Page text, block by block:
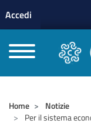
profilo
Accedi
Home
Notizie
Per il sistema